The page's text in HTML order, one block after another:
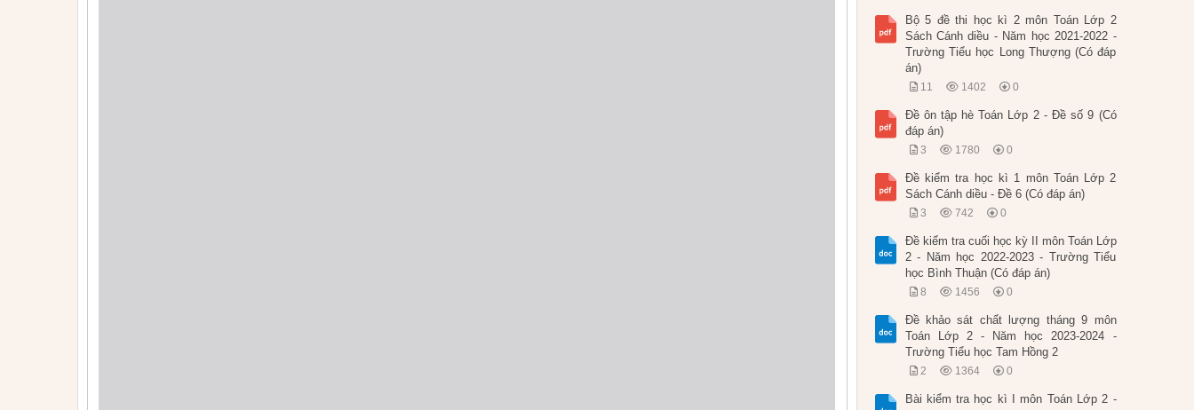
Bộ 5 đề thi học kì 2 môn Toán Lớp 2
Sách Cánh diều - Năm học 2021-2022 -
Trường Tiểu học Long Thượng (Có đáp
án)
11 1402 0
Đề ôn tập hè Toán Lớp 2 - Đề số 9 (Có
đáp án)
3 1780 0
Đề kiểm tra học kì 1 môn Toán Lớp 2
Sách Cánh diều - Đề 6 (Có đáp án)
3 742 0
Đề kiểm tra cuối học kỳ II môn Toán Lớp
2 - Năm học 2022-2023 - Trường Tiểu
học Bình Thuận (Có đáp án)
8 1456 0
Đề khảo sát chất lượng tháng 9 môn
Toán Lớp 2 - Năm học 2023-2024 -
Trường Tiểu học Tam Hồng 2
2 1364 0
Bài kiểm tra học kì I môn Toán Lớp 2 -